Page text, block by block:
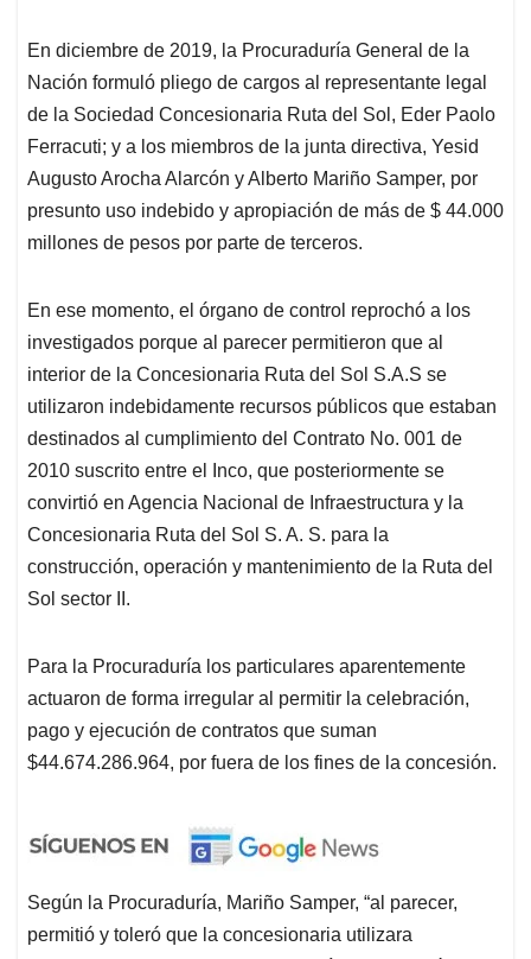
En diciembre de 2019, la Procuraduría General de la
Nación formuló pliego de cargos al representante legal
de la Sociedad Concesionaria Ruta del Sol, Eder Paolo
Ferracuti; y a los miembros de la junta directiva, Yesid
Augusto Arocha Alarcón y Alberto Mariño Samper, por
presunto uso indebido y apropiación de más de $ 44.000
millones de pesos por parte de terceros.
En ese momento, el órgano de control reprochó a los
investigados porque al parecer permitieron que al
interior de la Concesionaria Ruta del Sol S.A.S se
utilizaron indebidamente recursos públicos que estaban
destinados al cumplimiento del Contrato No. 001 de
2010 suscrito entre el Inco, que posteriormente se
convirtió en Agencia Nacional de Infraestructura y la
Concesionaria Ruta del Sol S. A. S. para la
construcción, operación y mantenimiento de la Ruta del
Sol sector II.
Para la Procuraduría los particulares aparentemente
actuaron de forma irregular al permitir la celebración,
pago y ejecución de contratos que suman
$44.674.286.964, por fuera de los fines de la concesión.
Según la Procuraduría, Mariño Samper, “al parecer,
permitió y toleró que la concesionaria utilizara